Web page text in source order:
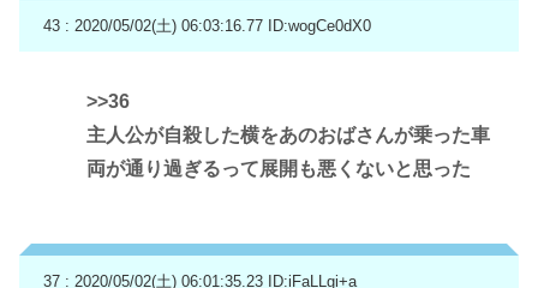
43 : 2020/05/02(土) 06:03:16.77 ID:wogCe0dX0
>>36
主人公が自殺した横をあのおばさんが乗った車
両が通り過ぎるって展開も悪くないと思った
37 : 2020/05/02(土) 06:01:35.23 ID:iFaLLgi+a